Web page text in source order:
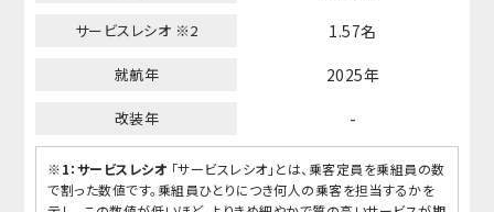
サービスレシオ ※2 1.57名
就航年 2025年
改装年 -
※1：サービスレシオ 「サービスレシオ」とは、乗客定員を乗組員の数
で割った数値です。乗組員ひとりにつき何人の乗客を担当するかを